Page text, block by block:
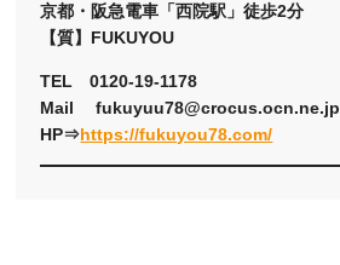
京都・阪急電車「西院駅」徒歩2分
【質】FUKUYOU
TEL 0120-19-1178
Mail fukuyuu78@crocus.ocn.ne.jp
HP⇒https://fukuyou78.com/